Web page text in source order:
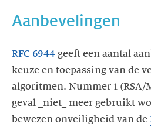
Aanbevelingen
RFC 6944 geeft een aantal
keuze en toepassing van de
algoritmen. Nummer 1 (RSA/
geval _niet_ meer gebruikt
bewezen onveiligheid van de